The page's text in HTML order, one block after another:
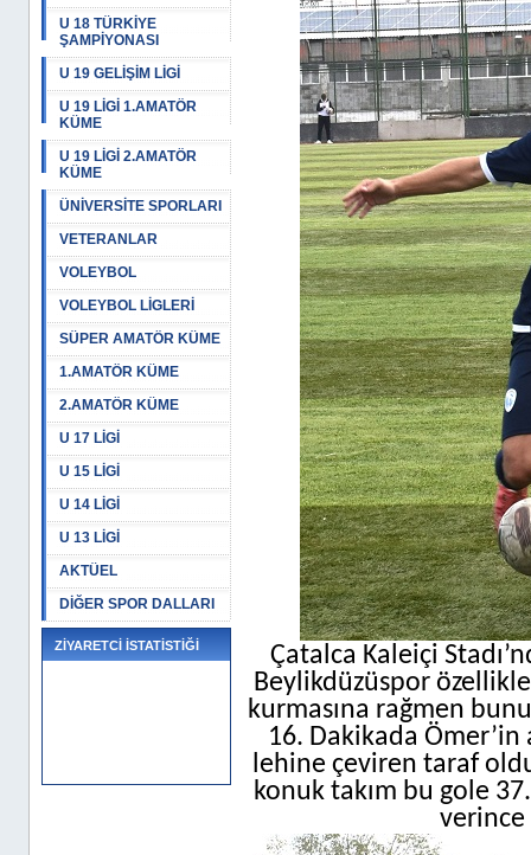
U 18 TÜRKİYE
ŞAMPİYONASI
U 19 GELİŞİM LİGİ
U 19 LİGİ 1.AMATÖR
KÜME
U 19 LİGİ 2.AMATÖR
KÜME
ÜNİVERSİTE SPORLARI
VETERANLAR
VOLEYBOL
VOLEYBOL LİGLERİ
SÜPER AMATÖR KÜME
1.AMATÖR KÜME
2.AMATÖR KÜME
U 17 LİGİ
U 15 LİGİ
U 14 LİGİ
U 13 LİGİ
AKTÜEL
DİĞER SPOR DALLARI
ZİYARETCİ İSTATİSTİĞİ
Çatalca Kaleiçi
Beylikdüzüspor
kurmasına rağmen
16. Dakikada Ömer’in
lehine çeviren taraf
konuk takım bu gole
verince